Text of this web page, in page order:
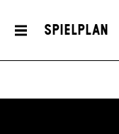
Spielplan